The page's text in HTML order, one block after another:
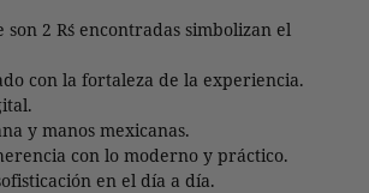
2 R´s encontradas simbolizan el
con la fortaleza de la experiencia.
y manos mexicanas.
con lo moderno y práctico.
en el día a día.